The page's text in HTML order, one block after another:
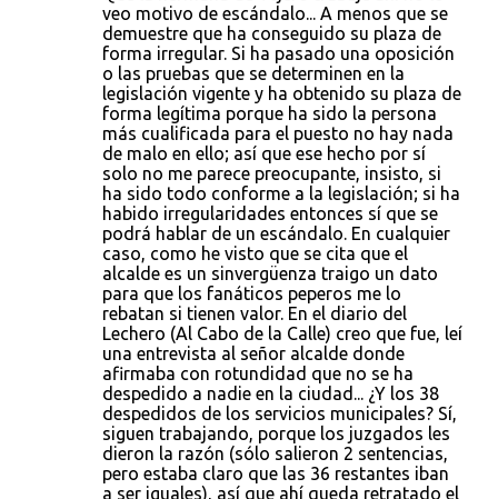
veo motivo de escándalo... A menos que se
demuestre que ha conseguido su plaza de
forma irregular. Si ha pasado una oposición
o las pruebas que se determinen en la
legislación vigente y ha obtenido su plaza de
forma legítima porque ha sido la persona
más cualificada para el puesto no hay nada
de malo en ello; así que ese hecho por sí
solo no me parece preocupante, insisto, si
ha sido todo conforme a la legislación; si ha
habido irregularidades entonces sí que se
podrá hablar de un escándalo. En cualquier
caso, como he visto que se cita que el
alcalde es un sinvergüenza traigo un dato
para que los fanáticos peperos me lo
rebatan si tienen valor. En el diario del
Lechero (Al Cabo de la Calle) creo que fue, leí
una entrevista al señor alcalde donde
afirmaba con rotundidad que no se ha
despedido a nadie en la ciudad... ¿Y los 38
despedidos de los servicios municipales? Sí,
siguen trabajando, porque los juzgados les
dieron la razón (sólo salieron 2 sentencias,
pero estaba claro que las 36 restantes iban
a ser iguales), así que ahí queda retratado el